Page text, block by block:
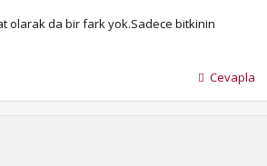
olarak da bir fark yok.Sadece bitkinin
Cevapla